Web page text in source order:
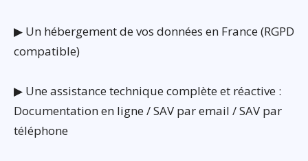
▶ Un hébergement de vos données en France (RGPD
compatible)
▶ Une assistance technique complète et réactive :
Documentation en ligne / SAV par email / SAV par
téléphone